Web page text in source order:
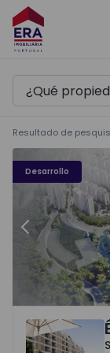
Resultado de
Desarrollo
Élou - 10
Anterior
Santo António